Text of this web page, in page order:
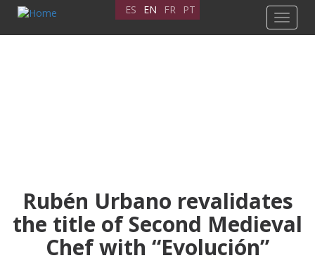
Skip
main
Toggle
ES EN FR PT
Rubén Urbano revalidates
the title of Second Medieval
Chef with “Evolución”